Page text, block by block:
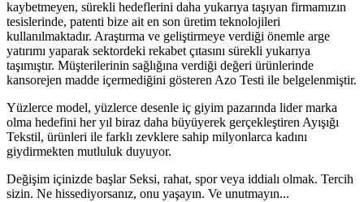
kaybetmeyen, sürekli hedeflerini daha yukarıya taşıyan firmamızın
tesislerinde, patenti bize ait en son üretim teknolojileri
kullanılmaktadır. Araştırma ve geliştirmeye verdiği önemle arge
yatırımı yaparak sektordeki rekabet çıtasını sürekli yukarıya
taşımıştır. Müşterilerinin sağlığına verdiği değeri ürünlerinde
kansorejen madde içermediğini gösteren Azo Testi ile belgelenmiştir.
Yüzlerce model, yüzlerce desenle iç giyim pazarında lider marka
olma hedefini her yıl biraz daha büyüyerek gerçekleştiren Ayışığı
Tekstil, ürünleri ile farklı zevklere sahip milyonlarca kadını
giydirmekten mutluluk duyuyor.
Değişim içinizde başlar Seksi, rahat, spor veya iddialı olmak. Tercih
sizin. Ne hissediyorsanız, onu yaşayın. Ve unutmayın...